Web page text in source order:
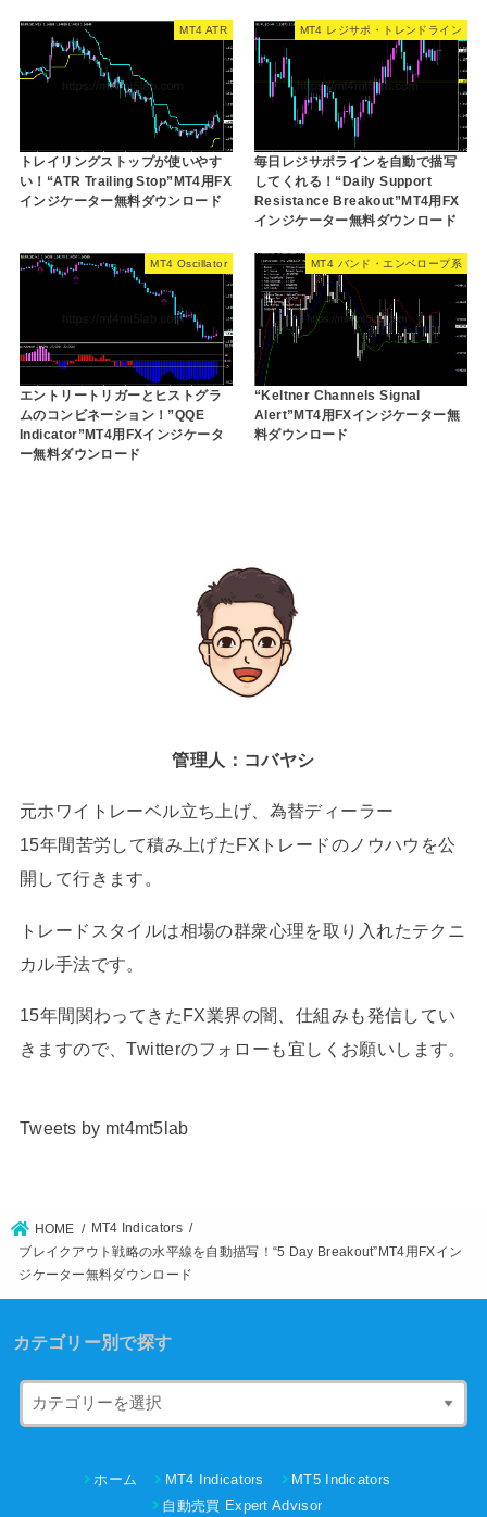
MT4 ATR
トレイリングストップが使いやす
い！“ATR Trailing Stop”MT4用FX
インジケーター無料ダウンロード
MT4 レジサポ・トレンドライン
毎日レジサポラインを自動で描写
してくれる！“Daily Support
Resistance Breakout”MT4用FX
インジケーター無料ダウンロード
MT4 Oscillator
エントリートリガーとヒストグラ
ムのコンビネーション！”QQE
Indicator”MT4用FXインジケータ
ー無料ダウンロード
MT4 バンド・エンベロープ系
“Keltner Channels Signal
Alert”MT4用FXインジケーター無
料ダウンロード
管理人：コバヤシ
元ホワイトレーベル立ち上げ、為替ディーラー
15年間苦労して積み上げたFXトレードのノウハウを公
開して行きます。
トレードスタイルは相場の群衆心理を取り入れたテクニ
カル手法です。
15年間関わってきたFX業界の闇、仕組みも発信してい
きますので、Twitterのフォローも宜しくお願いします。
Tweets by mt4mt5lab
HOME
MT4 Indicators
ブレイクアウト戦略の水平線を自動描写！“5 Day Breakout”MT4用FXイン
ジケーター無料ダウンロード
カテゴリー別で探す
ホーム MT4 Indicators
MT5 Indicators
自動売買 Expert Advisor